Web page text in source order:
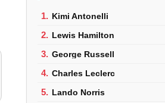
1. Kimi Antonelli
2. Lewis Hamilton
3. George Russell
4. Charles Leclerc
5. Lando Norris